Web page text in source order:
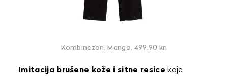
Kombinezon, Mango, 499,90 kn
Imitacija brušene kože i sitne resice koje